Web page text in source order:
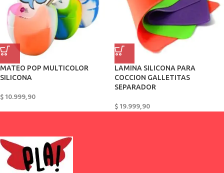
MATEO POP MULTICOLOR
SILICONA
$10.999,90
LAMINA SILICONA PARA
COCCION GALLETITAS
SEPARADOR
$19.999,90